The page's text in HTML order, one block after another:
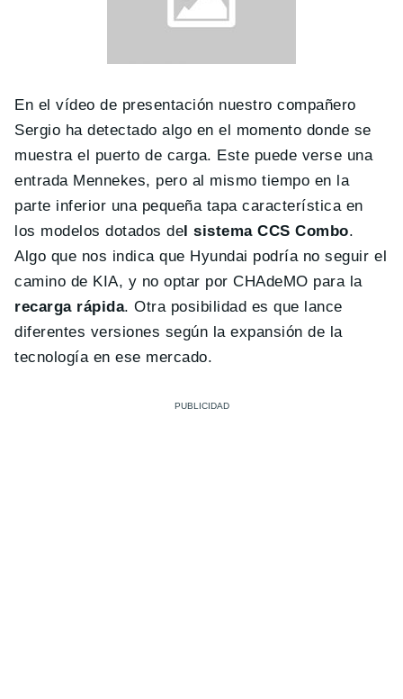
En el vídeo de presentación nuestro compañero
Sergio ha detectado algo en el momento donde se
muestra el puerto de carga. Este puede verse una
entrada Mennekes, pero al mismo tiempo en la
parte inferior una pequeña tapa característica en
los modelos dotados del sistema CCS Combo.
Algo que nos indica que Hyundai podría no seguir el
camino de KIA, y no optar por CHAdeMO para la
recarga rápida. Otra posibilidad es que lance
diferentes versiones según la expansión de la
tecnología en ese mercado.